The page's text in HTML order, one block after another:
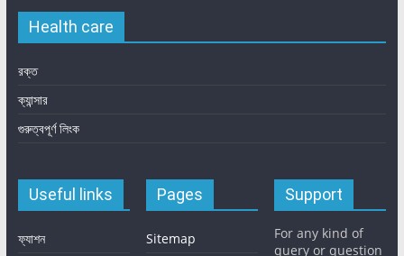
Health care
রক্ত
ক্যান্সার
গুরুত্বপূর্ণ লিংক
Useful links
ফ্যাশন
Pages
Sitemap
Support
For any kind of
query or question